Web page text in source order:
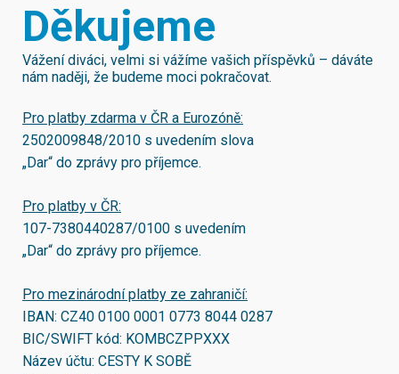
Děkujeme
Vážení diváci, velmi si vážíme vašich příspěvků – dáváte
nám naději, že budeme moci pokračovat.
Pro platby zdarma v ČR a Eurozóně:
2502009848/2010 s uvedením slova
„Dar“ do zprávy pro příjemce.
Pro platby v ČR:
107-7380440287/0100 s uvedením
„Dar“ do zprávy pro příjemce.
Pro mezinárodní platby ze zahraničí:
IBAN: CZ40 0100 0001 0773 8044 0287
BIC/SWIFT kód: KOMBCZPPXXX
Název účtu: CESTY K SOBĚ